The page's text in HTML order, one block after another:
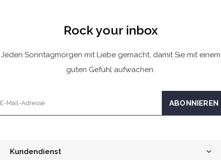
Rock your inbox
Jeden Sonntagmorgen mit Liebe gemacht, damit Sie mit einem
guten Gefühl aufwachen.
Kundendienst